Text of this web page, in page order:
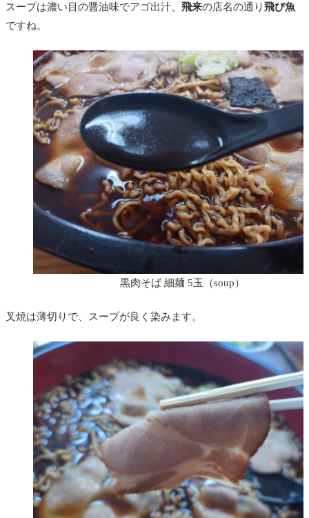
スープは濃い目の醤油味でアゴ出汁、 飛来の店名の通り飛び魚
ですね。
黒肉そば 細麺 5玉（soup）
叉焼は薄切りで、スープが良く染みます。